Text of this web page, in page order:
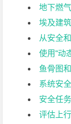
地下燃
埃及建筑业
从安全和技
使用“动
鱼骨图和风险
系统安
安全任
评估上行